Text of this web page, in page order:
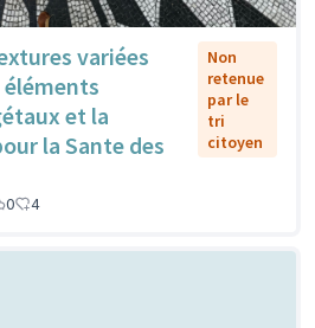
variées
et la
la Sante des
Non
retenue
par le
tri
citoyen
0 4